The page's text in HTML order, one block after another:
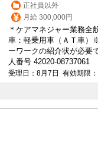
正社員以外
月給 300,000円
＊ケアマネジャー業務全
車：軽乗用車（ＡＴ車
ーワークの紹介状が必要
人番号 42020-08737061
受理日：8月7日 有効期限